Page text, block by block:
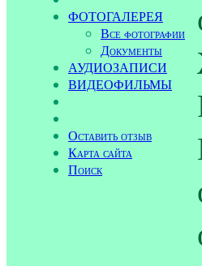
ФОТОГАЛЕРЕЯ
Все фотографии
Документы
АУДИОЗАПИСИ
ВИДЕОФИЛЬМЫ
Оставить отзыв
Карта сайта
Поиск